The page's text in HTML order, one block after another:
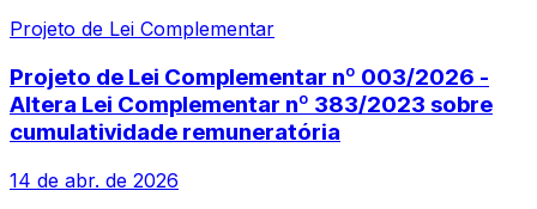
Projeto de Lei Complementar
Projeto de Lei Complementar nº 003/2026 -
Altera Lei Complementar nº 383/2023 sobre
cumulatividade remuneratória
14 de abr. de 2026